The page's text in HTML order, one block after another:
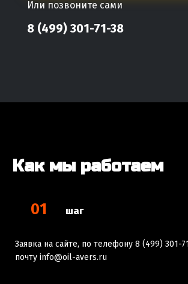
Или позвоните сами
8 (499) 301-71-38
Как мы работаем
01 шаг
Заявка на сайте, по телефону 8 (499) 301-
почту info@oil-avers.ru